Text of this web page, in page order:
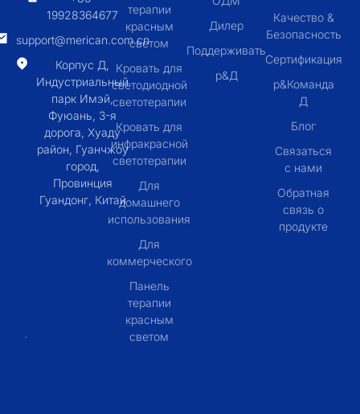
19928364677
support@merican.com.cn
Корпус Д,
Индустриальный
парк Имэй,
Фуюань, 3-я
дорога, Хуаду
район, Гуанчжоу
город,
Провинция
Гуандонг, Китай
терапии
красным
светом
Кровать для
светодиодной
светотерапии
Кровать для
инфракрасной
светотерапии
Для
домашнего
использования
Для
коммерческого
Панель
терапии
красным
светом
Дилер
Поддерживать
р&Д
Качество &
Безопасность
Сертификация
р&Команда
Д
Блог
Связаться
с нами
Обратная
связь о
продукте